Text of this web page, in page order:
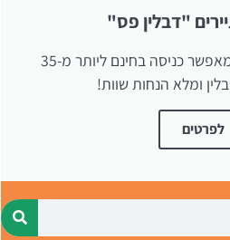
"דבלין פס"
כרטיס "Dublin Pass" מאפשר כניסה בחינם ליותר מ-35
ומלא הנחות שוות!
לפרטים